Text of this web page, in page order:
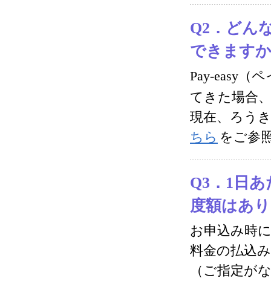
Q2．どん
できます
Pay-easy（
てきた場合
現在、ろう
ちら をご参
Q3．1日
度額はあ
お申込み時
料金の払込
（ご指定が